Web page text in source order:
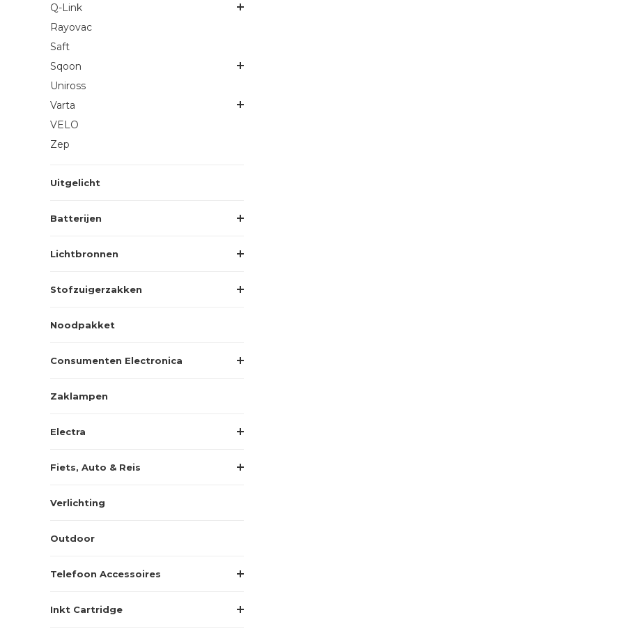
Q-Link
Rayovac
Saft
Sqoon
Uniross
Varta
VELO
Zep
Uitgelicht
Batterijen
Lichtbronnen
Stofzuigerzakken
Noodpakket
Consumenten Electronica
Zaklampen
Electra
Fiets, Auto & Reis
Verlichting
Outdoor
Telefoon Accessoires
Inkt Cartridge